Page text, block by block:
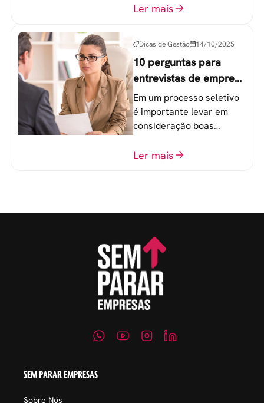
o atingimento das metas
Ler mais
Dicas de Gestão 14/10/2025
10 perguntas para
entrevistas de emprego
que recrutadores não
devem fazer
Em um processo seletivo
é importante levar em
consideração boas
o perfil do profissional e
Ler mais
SEM PARAR EMPRESAS
Sobre Nós